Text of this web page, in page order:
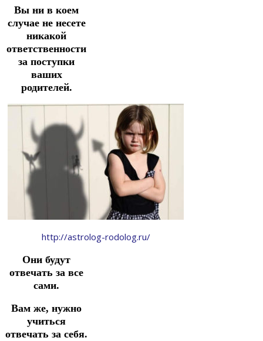
Вы ни в коем
случае не несете
никакой
ответственности
за поступки
ваших
родителей.
http://astrolog-rodolog.ru/
Они будут
отвечать за все
сами.
Вам же, нужно
учиться
отвечать за себя.